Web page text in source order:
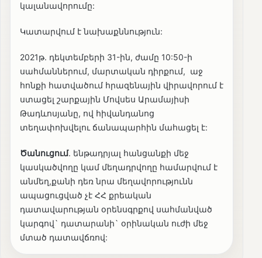
կալանավորումը:
Կատարվում է նախաքննություն:
2021թ. դեկտեմբերի 31-ին, ժամը 10:50-ի
սահմաններում, մարտական դիրքում, աջ
հոնքի հատվածում հրազենային վիրավորում է
ստացել շարքային Մովսես Արամայիսի
Թադևոսյանը, ով հիվանդանոց
տեղափոխվելու ճանապարհին մահացել է:
Ծանուցում. ենթադրյալ հանցանքի մեջ
կասկածվողը կամ մեղադրվողը համարվում է
անմեղ,քանի դեռ նրա մեղավորությունն
ապացուցված չէ ՀՀ քրեական
դատավարության օրենսգրքով սահմանված
կարգով` դատարանի` օրինական ուժի մեջ
մտած դատավճռով: